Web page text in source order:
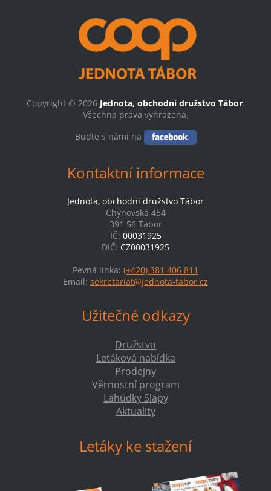
Copyright © 2026 Jednota, obchodní družstvo Tábor.
Všechna práva vyhrazena.
Buďte s námi na
Kontaktní informace
Jednota, obchodní družstvo Tábor
Chýnovská 454
391 56 Tábor
IČ: 00031925
DIČ: CZ00031925
Pevná linka: (+420) 381 406 811
Email: sekretariat@jednota-tabor.cz
Užitečné odkazy
Družstvo
Letáková nabídka
Prodejny
Věrnostní program
Lahůdky Slapy
Aktuality
Letáky ke stažení